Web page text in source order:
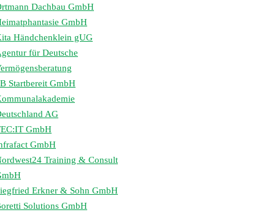
Dachbau GmbH
GmbH
Händchenklein gUG
für Deutsche
Startbereit GmbH
AG
GmbH
GmbH
Training & Consult
Erkner & Sohn GmbH
Solutions GmbH